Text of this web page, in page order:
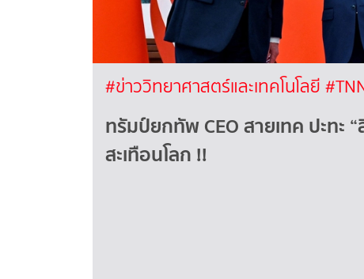
#ข่าววิทยาศาสตร์และเทคโนโลยี
ทรัมป์ยกทัพ CEO สายเทค ปะทะ
สะเทือนโลก !!